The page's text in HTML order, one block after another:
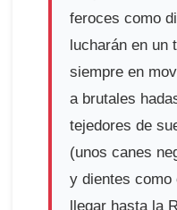
feroces como
lucharán en un
siempre en
a brutales
tejedores de
(unos canes
y dientes como
llegar hasta la